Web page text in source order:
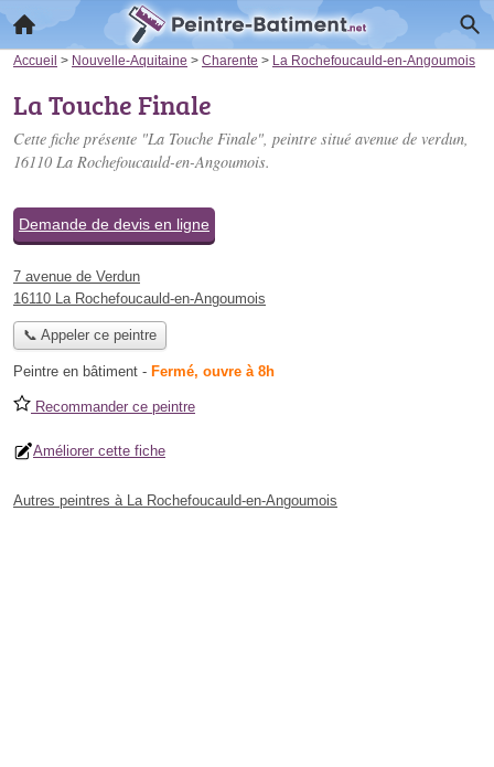
Accueil > Nouvelle-Aquitaine > Charente > La Rochefoucauld-en-Angoumois
La Touche Finale
Cette fiche présente "La Touche Finale", peintre situé avenue de verdun,
16110 La Rochefoucauld-en-Angoumois.
Demande de devis en ligne
7 avenue de Verdun
16110 La Rochefoucauld-en-Angoumois
📞 Appeler ce peintre
Peintre en bâtiment - Fermé, ouvre à 8h
Recommander ce peintre
Améliorer cette fiche
Autres peintres à La Rochefoucauld-en-Angoumois